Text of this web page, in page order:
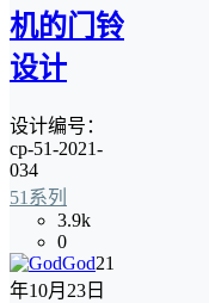
机的门铃
设计
设计编号：
cp-51-2021-
034
51系列
3.9k
0
God21
年10月23日